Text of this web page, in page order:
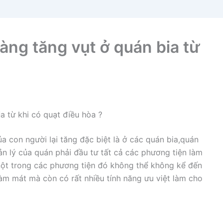
tăng vụt ở quán bia từ
từ khi có quạt điều hòa ?
con người lại tăng đặc biệt là ở các quán bia,quán
lý của quán phải đầu tư tất cả các phương tiện làm
trong các phương tiện đó không thể không kể đến
mát mà còn có rất nhiều tính năng ưu việt làm cho